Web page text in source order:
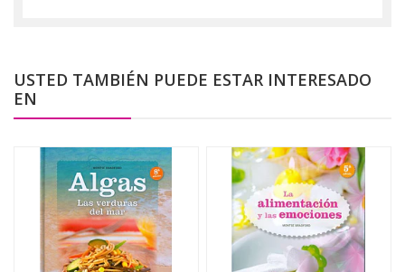
USTED TAMBIÉN PUEDE ESTAR INTERESADO
EN